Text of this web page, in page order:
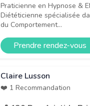
Praticienne en Hypnose &
Diététicienne spécialisée
du Comportement...
Prendre rendez-vous
Claire Lusson
❤️ 1 Recommandation